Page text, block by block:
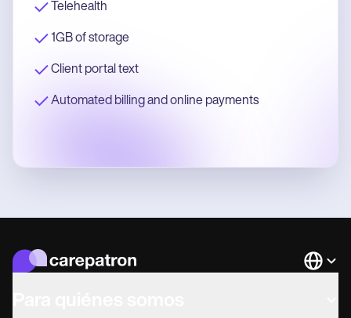
Telehealth
1GB of storage
Client portal text
Automated billing and online payments